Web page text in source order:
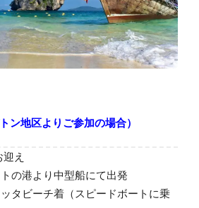
ン地区よりご参加の場合）
え
の港より中型船にて出発
タビーチ着（スピードボートに乗